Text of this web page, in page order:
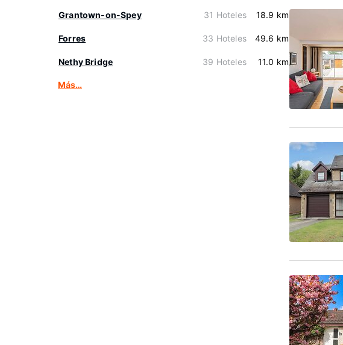
Grantown-on-Spey 31 Hoteles 18.9 km
Forres 33 Hoteles 49.6 km
Nethy Bridge 39 Hoteles 11.0 km
Más…